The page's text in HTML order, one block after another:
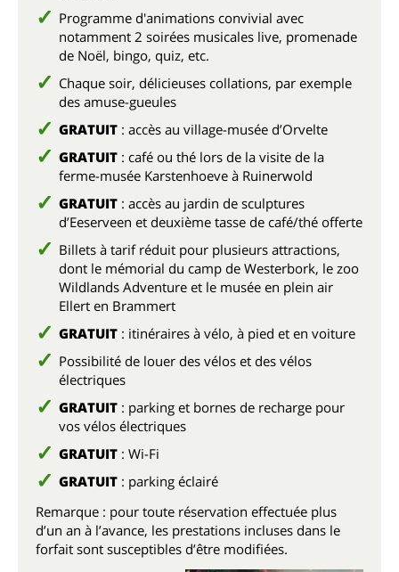
Programme d'animations convivial avec
notamment 2 soirées musicales live, promenade
de Noël, bingo, quiz, etc.
Chaque soir, délicieuses collations, par exemple
des amuse-gueules
GRATUIT : accès au village-musée d’Orvelte
GRATUIT : café ou thé lors de la visite de la
ferme-musée Karstenhoeve à Ruinerwold
GRATUIT : accès au jardin de sculptures
d’Eeserveen et deuxième tasse de café/thé offerte
Billets à tarif réduit pour plusieurs attractions,
dont le mémorial du camp de Westerbork, le zoo
Wildlands Adventure et le musée en plein air
Ellert en Brammert
GRATUIT : itinéraires à vélo, à pied et en voiture
Possibilité de louer des vélos et des vélos
électriques
GRATUIT : parking et bornes de recharge pour
vos vélos électriques
GRATUIT : Wi-Fi
GRATUIT : parking éclairé
Remarque : pour toute réservation effectuée plus
d’un an à l’avance, les prestations incluses dans le
forfait sont susceptibles d’être modifiées.